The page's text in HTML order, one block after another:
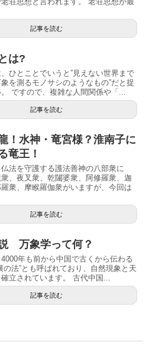
記事を読む
は?
ひとことでいうと”見えない世界まで
を測るモノサシのようなもの”だと捉
ですので、複雑な人間関係や「...
記事を読む
！水神・竜宮様？淮南子に
竜王！
法を守護する護法善神の八部衆に
、夜叉衆、乾闥婆衆、阿修羅衆、迦
衆、摩睺羅伽衆がいますが、今回は
記事を読む
万象学って何？
年も前から中国で古くから伝わる
の法”とも呼ばれており、自然現象と天
立されています。 古代中国...
記事を読む